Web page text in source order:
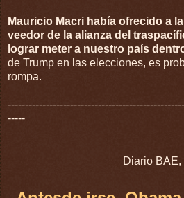
Mauricio Macri había ofrecido a la
veedor de la alianza del
lograr meter a nuestro país
de Trump en las elecciones, es
rompa.
-----
Diario